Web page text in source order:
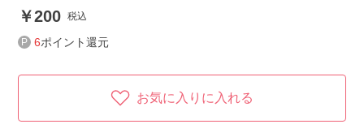
200 税込
6ポイント還元
お気に入りに入れる